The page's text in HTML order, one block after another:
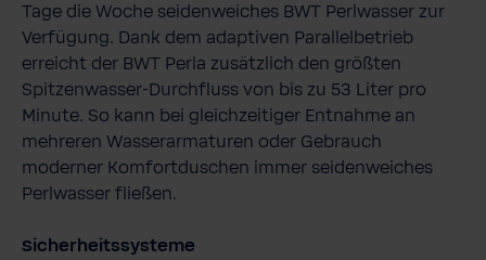
Tage die Woche seidenweiches BWT Perlwasser zur
Verfügung. Dank dem adaptiven Parallelbetrieb
erreicht der BWT Perla zusätzlich den größten
Spitzenwasser-​Durchfluss von bis zu 53 Liter pro
Minute. So kann bei gleichzeitiger Entnahme an
mehreren Wasserarmaturen oder Gebrauch
moderner Komfortduschen immer seidenweiches
Perlwasser fließen.
Sicherheitssysteme